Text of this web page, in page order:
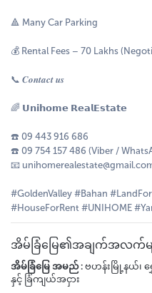
🔺 Many Car Parking
💰 Rental Fees – 70 Lakhs
📞 𝑪𝒐𝒏𝒕𝒂𝒄𝒕 𝒖𝒔
🌈 𝗨𝗻𝗶𝗵𝗼𝗺𝗲 𝗥𝗲𝗮𝗹𝗘𝘀𝘁𝗮𝘁𝗲
☎️ 09 443 916 686
☎️ 09 754 157 486 (Viber /
📧
#GoldenValley #Bahan
#HouseForRent #UNIHOME
အိမ်ခြံမြေ၏အချက်အလက်မျ
အိမ်ခြံမြေ အမည် : ဗဟန်းမြို့နယ်၊
နှင့် ခြံကျယ်အငှား